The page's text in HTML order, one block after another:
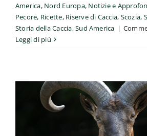
America, Nord Europa, Notizie e
Pecore, Ricette, Riserve di Caccia, Scozia,
Storia della Caccia,Sud America |
Leggi di più
Caccia al